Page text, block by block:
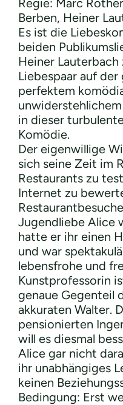
Regie: Marc
Berben, Heiner
Es ist die
beiden
Heiner Lauterbach
Liebespaar auf
perfektem
in dieser
Komödie.
Der eigenwillige
sich seine Zeit im
Restaurants zu
Internet zu
Jugendliebe Alice
hatte er ihr einen
und war
lebensfrohe und
Kunstprofessorin
genaue Gegenteil
akkuraten Walter.
pensionierten
will es diesmal
Alice gar nicht
ihr unabhängiges
keinen
Bedingung: Erst